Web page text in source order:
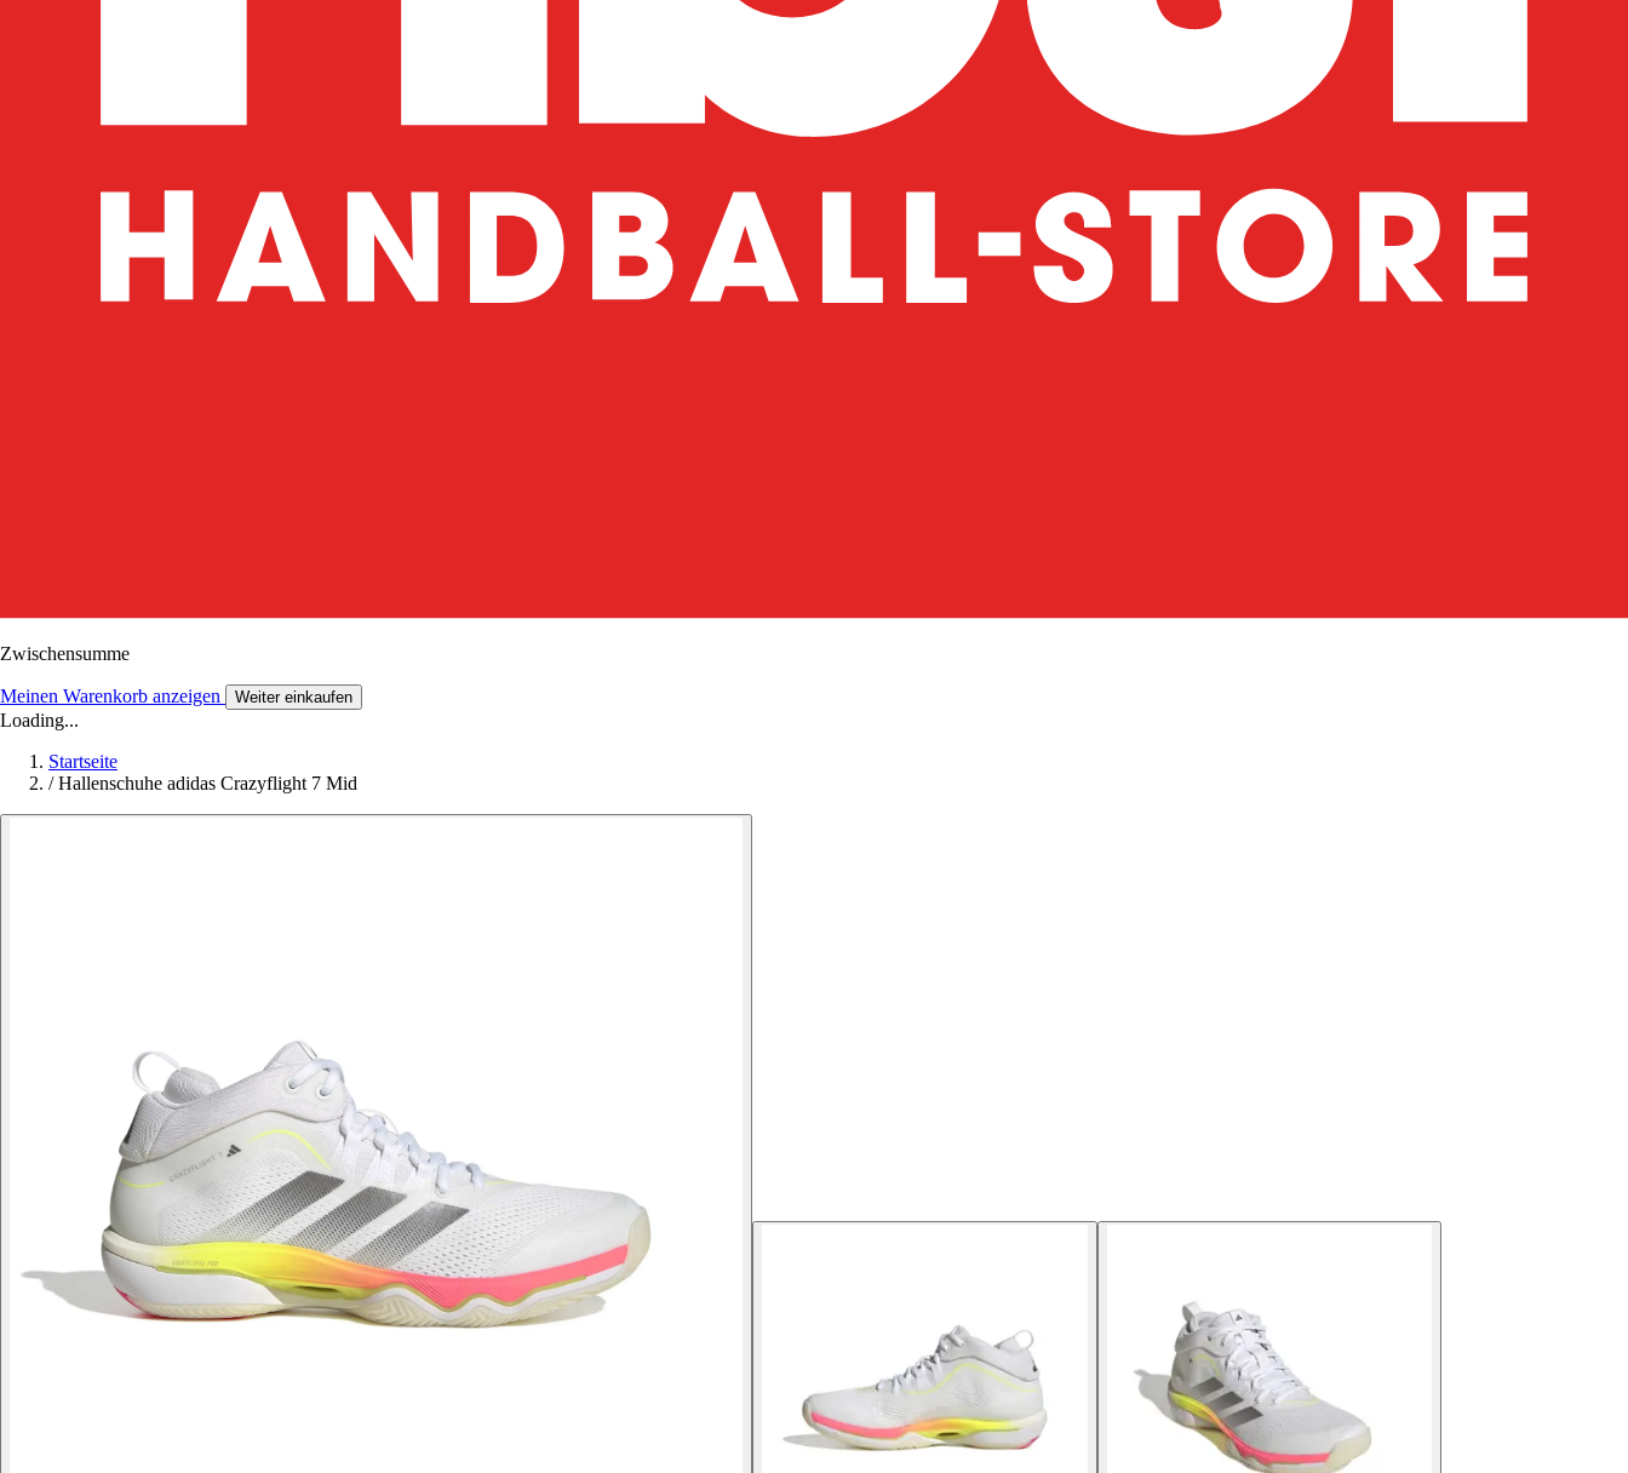
Zwischensumme
Meinen Warenkorb anzeigen Weiter einkaufen
Loading...
Startseite
/ Hallenschuhe adidas Crazyflight 7 Mid